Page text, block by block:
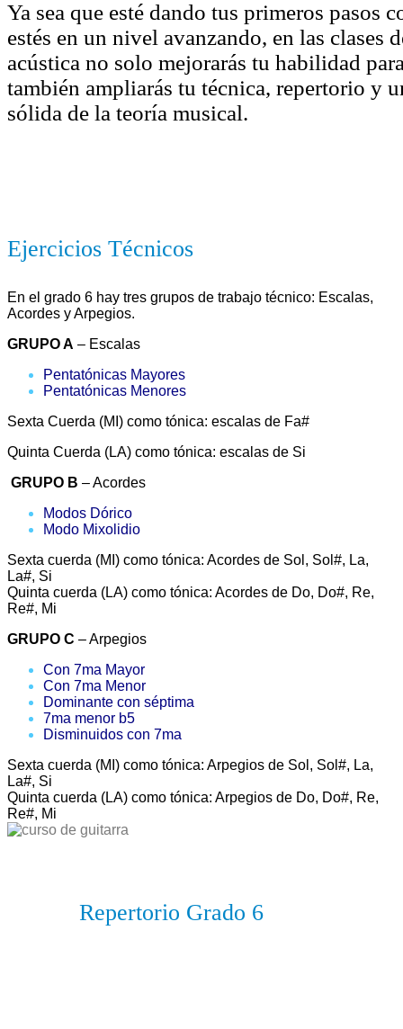
Ya sea que esté dando tus primeros pasos
estés en un nivel avanzando, en las clases
acústica no solo mejorarás tu habilidad
también ampliarás tu técnica, repertorio y
sólida de la teoría musical.
Ejercicios Técnicos
En el grado 6 hay tres grupos de trabajo técnico: Escalas,
Acordes y Arpegios.
GRUPO A – Escalas
Pentatónicas Mayores
Pentatónicas Menores
Sexta Cuerda (MI) como tónica: escalas de Fa#
Quinta Cuerda (LA) como tónica: escalas de Si
GRUPO B – Acordes
Modos Dórico
Modo Mixolidio
Sexta cuerda (MI) como tónica: Acordes de Sol, Sol#, La,
La#, Si
Quinta cuerda (LA) como tónica: Acordes de Do, Do#, Re,
Re#, Mi
GRUPO C – Arpegios
Con 7ma Mayor
Con 7ma Menor
Dominante con séptima
7ma menor b5
Disminuidos con 7ma
Sexta cuerda (MI) como tónica: Arpegios de Sol, Sol#, La,
La#, Si
Quinta cuerda (LA) como tónica: Arpegios de Do, Do#, Re,
Re#, Mi
Repertorio Grado 6